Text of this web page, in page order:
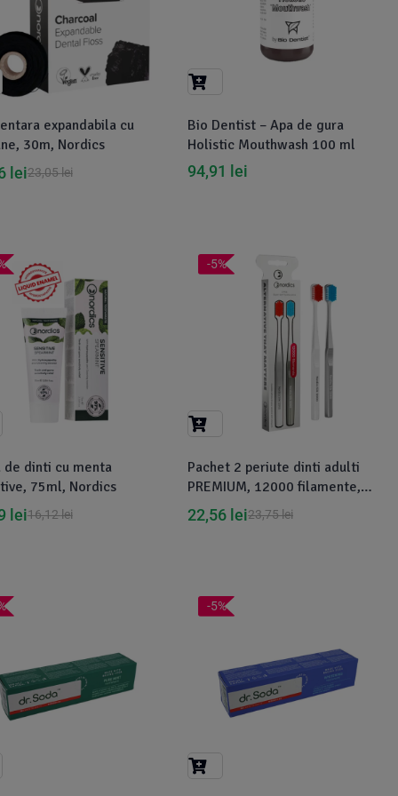
expandabila cu
30m, Nordics
23,05lei
lei
Bio Dentist – Apa de gura
Holistic Mouthwash 100 ml
94,91 lei
de dinti cu menta
75ml, Nordics
16,12lei
lei
-5%
Pachet 2 periute dinti adulti
PREMIUM, 12000 filamente,
super moale, alb/argintiu,
Nordics
23,75lei
22,56 lei
-5%